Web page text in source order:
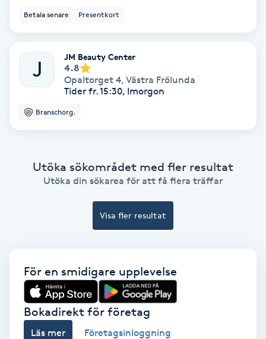
Fransförlängning Megavolym
Fransk manikyr
Fransrengöring
Friskvård
Funktionsanalys
Färgning
Betala senare Presentkort
J
JM Beauty Center
4.8
Opaltorget 4, Västra Frölunda
Tider fr. 15:30, Imorgon
Branschorg.
Utöka sökområdet med fler resultat
Utöka din sökarea för att få flera träffar
Visa fler resultat
För en smidigare upplevelse
Bokadirekt för företag
Läs mer Företagsinloggning